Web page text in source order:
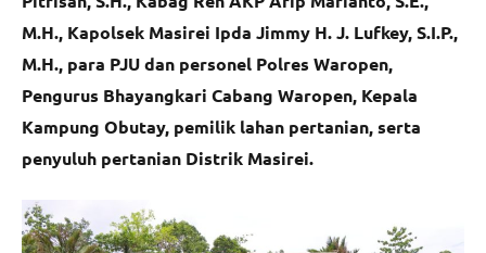
M.H., Kapolsek Masirei Ipda Jimmy H. J. Lufkey, S.I.P.,
M.H., para PJU dan personel Polres Waropen,
Pengurus Bhayangkari Cabang Waropen, Kepala
Kampung Obutay, pemilik lahan pertanian, serta
penyuluh pertanian Distrik Masirei.